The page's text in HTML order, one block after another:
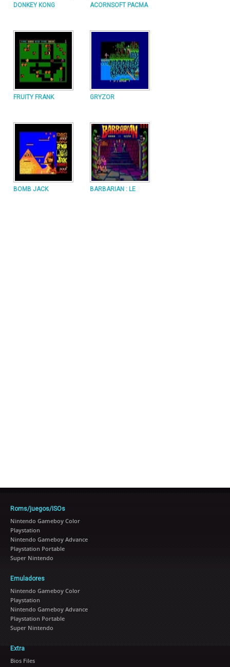
DONKEY KONG ACORNSOFT PACMA
FRUITY FRANK GRYZOR
BOMB JACK BARBARIAN : LE
Roms/juegos/ISOs
Nintendo Gameboy Color
Playstation
Nintendo Gameboy Advance
Playstation Portable
Super Nintendo
Emuladores
Nintendo Gameboy Color
Playstation
Nintendo Gameboy Advance
Playstation Portable
Super Nintendo
Extra
Bios Files